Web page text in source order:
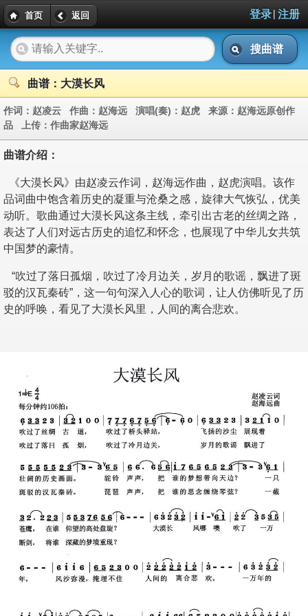
首页 返回 登录| 注册
搜曲谱
曲谱：大漠长风
作词： 赵凌云 作曲： 赵海远 演唱(奏)： 赵虎 来源： 赵海远原创作
品 上传： 作曲家赵海远
曲谱介绍：
《大漠长风》由赵凌云作词，赵海远作曲，赵虎演唱。该作
品词曲中饱含着历史的凝重与沧桑之感，旋律大气恢弘，优美
动听。歌曲通过大漠长风这条主线，牵引出古老的丝绸之路，
表达了人们对远古历史的追忆和怀念，也展现了中华儿女共筑
中国梦的豪情。
“吹过了落日孤烟，吹过了冷月边关，岁月的歌谣，飘进了斑
驳的汉瓦秦砖”，这一句句深入人心的歌词，让人仿佛听见了历
史的呼唤，看见了大漠长风里，人间的离合悲欢。